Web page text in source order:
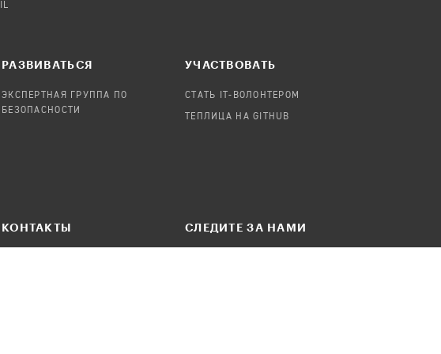
РАЗВИВАТЬСЯ
ЭКСПЕРТНАЯ ГРУППА ПО
БЕЗОПАСНОСТИ
УЧАСТВОВАТЬ
СТАТЬ IT-ВОЛОНТЕРОМ
ТЕПЛИЦА НА GITHUB
КОНТАКТЫ СЛЕДИТЕ ЗА НАМИ